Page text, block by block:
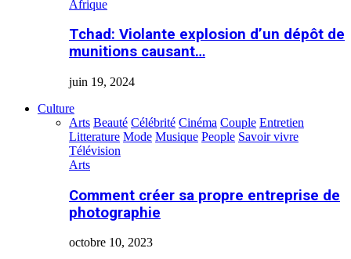
Afrique
Tchad: Violante explosion d’un dépôt de
munitions causant…
juin 19, 2024
Culture
Arts Beauté Célébrité Cinéma Couple Entretien
Litterature Mode Musique People Savoir vivre
Télévision
Arts
Comment créer sa propre entreprise de
photographie
octobre 10, 2023